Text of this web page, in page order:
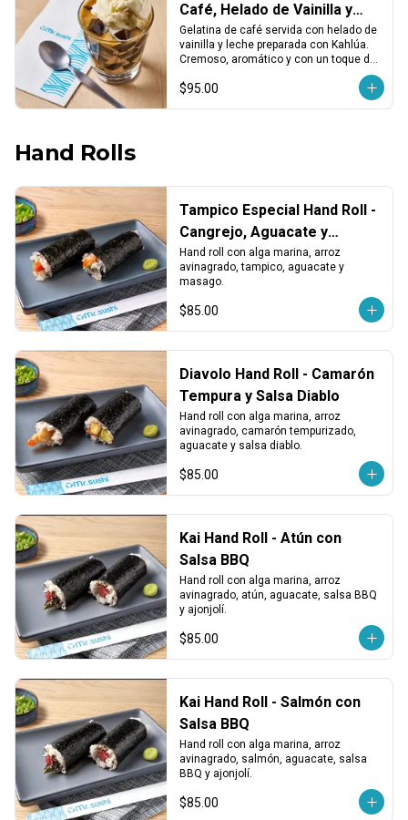
Café, Helado de Vainilla y
Kahlúa
Gelatina de café servida con helado de
vainilla y leche preparada con Kahlúa.
Cremoso, aromático y con un toque de
$95.00
Hand Rolls
Tampico Especial Hand Roll -
Cangrejo, Aguacate y
Masago
Hand roll con alga marina, arroz
avinagrado, tampico, aguacate y
masago.
$85.00
Diavolo Hand Roll - Camarón
Tempura y Salsa Diablo
Hand roll con alga marina, arroz
avinagrado, camarón tempurizado,
aguacate y salsa diablo.
$85.00
Kai Hand Roll - Atún con
Salsa BBQ
Hand roll con alga marina, arroz
avinagrado, atún, aguacate, salsa BBQ
y ajonjolí.
$85.00
Kai Hand Roll - Salmón con
Salsa BBQ
Hand roll con alga marina, arroz
avinagrado, salmón, aguacate, salsa
BBQ y ajonjolí.
$85.00